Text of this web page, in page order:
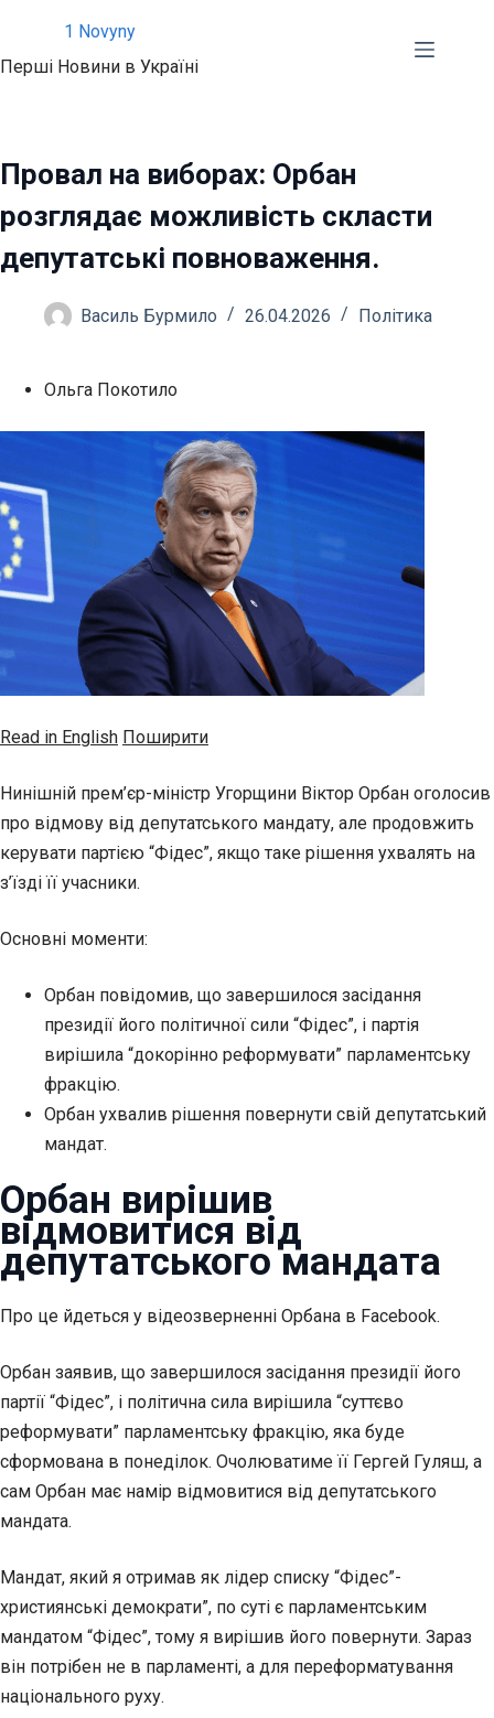
вмісту
1 Novyny
Перші Новини в Україні
Провал на виборах: Орбан
розглядає можливість скласти
депутатські повноваження.
Василь Бурмило 26.04.2026 Політика
Ольга Покотило
Read in English Поширити
Нинішній прем’єр-міністр Угорщини Віктор Орбан оголосив
про відмову від депутатського мандату, але продовжить
керувати партією “Фідес”, якщо таке рішення ухвалять на
з’їзді її учасники.
Основні моменти:
Орбан повідомив, що завершилося засідання
президії його політичної сили “Фідес”, і партія
вирішила “докорінно реформувати” парламентську
фракцію.
Орбан ухвалив рішення повернути свій депутатський
мандат.
Орбан вирішив
відмовитися від
депутатського мандата
Про це йдеться у відеозверненні Орбана в Facebook.
Орбан заявив, що завершилося засідання президії його
партії “Фідес”, і політична сила вирішила “суттєво
реформувати” парламентську фракцію, яка буде
сформована в понеділок. Очолюватиме її Гергей Гуляш, а
сам Орбан має намір відмовитися від депутатського
мандата.
Мандат, який я отримав як лідер списку “Фідес”-
християнські демократи”, по суті є парламентським
мандатом “Фідес”, тому я вирішив його повернути. Зараз
він потрібен не в парламенті, а для переформатування
національного руху.